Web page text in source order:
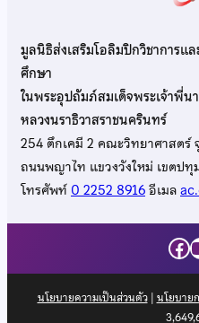
มูลนิธิส่งเสริมโอลิมปิกวิชาการ
ศึกษา
ในพระอุปถัมภ์สมเด็จพระเจ้าพี่
หลวงนราธิวาสราชนครินทร์
254 ตึกเคมี 2 คณะวิทยาศาสตร์
ถนนพญาไท แขวงวังใหม่ เขตป
โทรศัพท์0 2252 8916อีเมล
นโยบายความเป็นส่วนตัว| นโยบาย